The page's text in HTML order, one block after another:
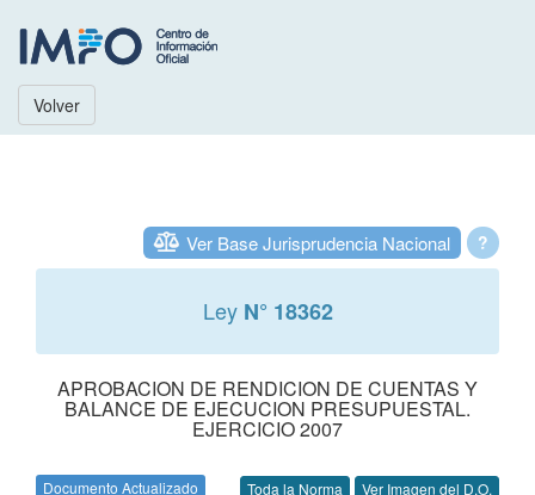
Volver
?
Ver Base Jurisprudencia Nacional
Ley N° 18362
APROBACION DE RENDICION DE CUENTAS Y
BALANCE DE EJECUCION PRESUPUESTAL.
EJERCICIO 2007
Documento Actualizado Toda la Norma Ver Imagen del D.O.